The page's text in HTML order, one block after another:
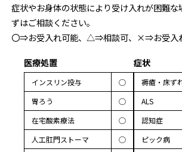
症状やお身体の状態により受け入れが困難な
ずはご相談ください。
〇⇒お受入れ可能、△⇒相談可、×⇒お受入
医療処置
インスリン投与
◯
胃ろう
◯
在宅酸素療法
◯
人工肛門ストーマ
◯
症状
褥瘡・床ず
ALS
認知症
ピック病